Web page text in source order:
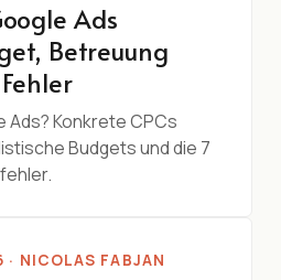
Ads
Betreuung
Konkrete CPCs
Budgets und die 7
NICOLAS FABJAN